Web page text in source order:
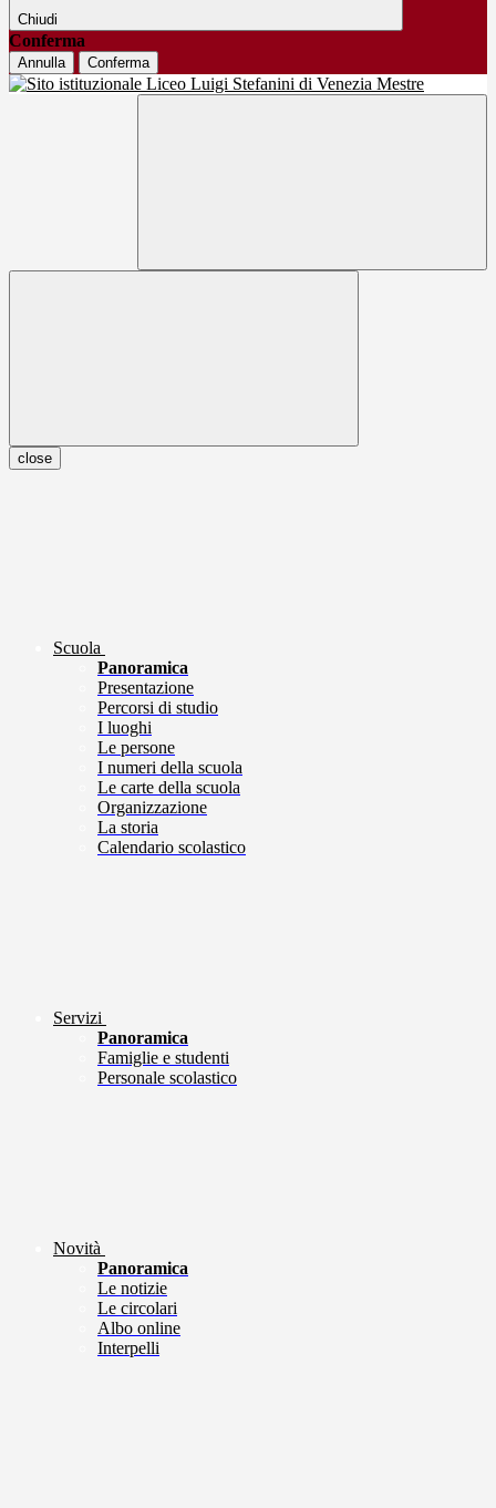
Chiudi
Conferma
Annulla Conferma
close
Scuola
Panoramica
Presentazione
Percorsi di studio
I luoghi
Le persone
I numeri della scuola
Le carte della scuola
Organizzazione
La storia
Calendario scolastico
Servizi
Panoramica
Famiglie e studenti
Personale scolastico
Novità
Panoramica
Le notizie
Le circolari
Albo online
Interpelli